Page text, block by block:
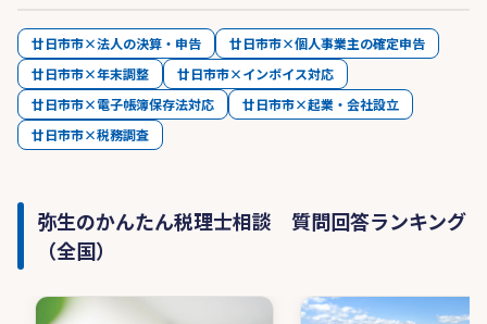
廿日市市×法人の決算・申告
廿日市市×個人事業主の確定申告
廿日市市×年末調整
廿日市市×インボイス対応
廿日市市×電子帳簿保存法対応
廿日市市×起業・会社設立
廿日市市×税務調査
弥生のかんたん税理士相談 質問回答ランキング
（全国）